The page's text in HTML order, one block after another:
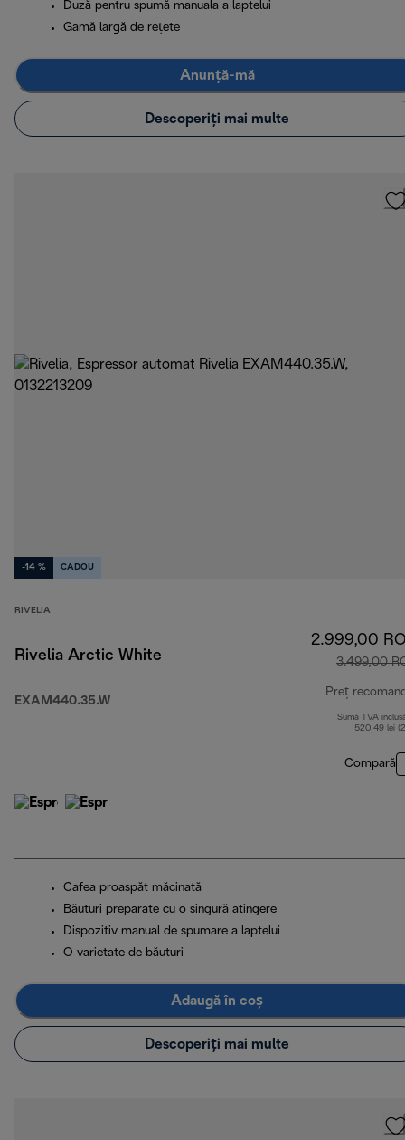
Duză pentru spumă manuala a laptelui
Gamă largă de rețete
Anunță-mă
Descoperiți mai multe
-14 % CADOU
RIVELIA
Rivelia Arctic White
EXAM440.35.W
2.999,00
3.499,00
Preț
Sumă TVA
520,49 lei
Compară
Cafea proaspăt măcinată
Băuturi preparate cu o singură atingere
Dispozitiv manual de spumare a laptelui
O varietate de băuturi
Adaugă în coș
Descoperiți mai multe